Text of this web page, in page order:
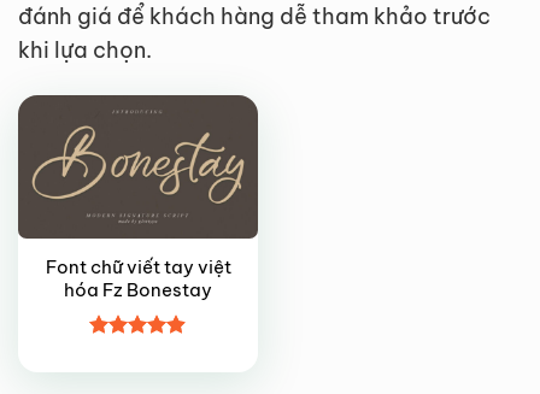
đánh giá để khách hàng dễ tham khảo trước
khi lựa chọn.
FREE
Font chữ viết tay việt
hóa Fz Bonestay
hạng4.95